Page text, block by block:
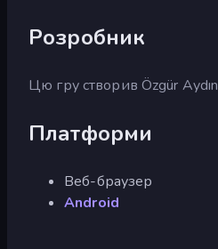
Розробник
Цю гру створив Özgür Aydın
Платформи
Веб-браузер
Android